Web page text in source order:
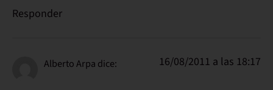
Responder
Alberto Arpa dice: 16/08/2011 a las 18:17